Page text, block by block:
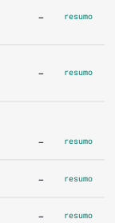
- resumo
- resumo
- resumo
- resumo
- resumo